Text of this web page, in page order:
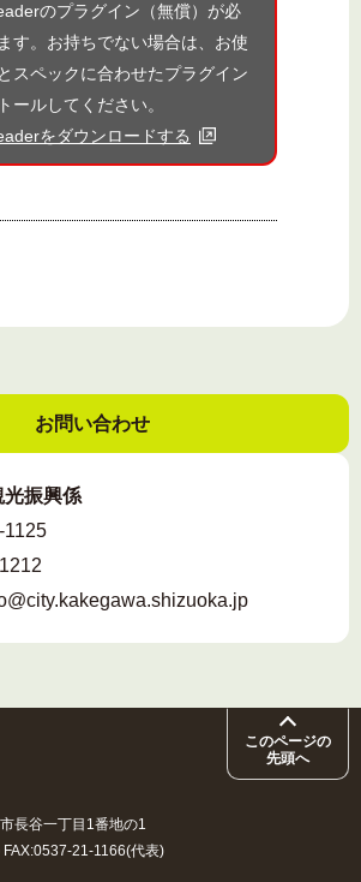
のプラグイン（無償）が必
す。お持ちでない場合は、お使
スペックに合わせたプラグイン
ールしてください。
をダウンロードする
お問い合わせ
光振興係
1125
このページの
先頭へ
長谷一丁目1番地の1
21-1166(代表)